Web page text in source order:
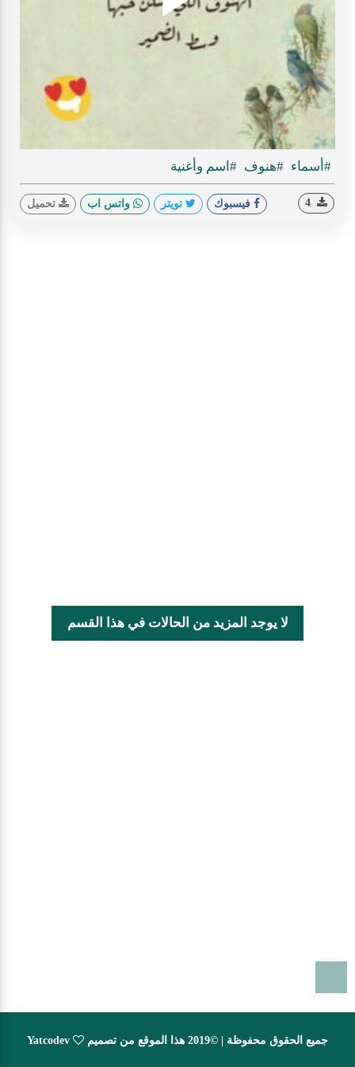
Play
#أسماء #هنوف #اسم وأغنية
فيسبوك تويتر واتس اب تحميل
لا يوجد المزيد من الحالات في هذا القسم
جميع الحقوق محفوظة | ©2019 هذا الموقع من تصميم Yatcodev